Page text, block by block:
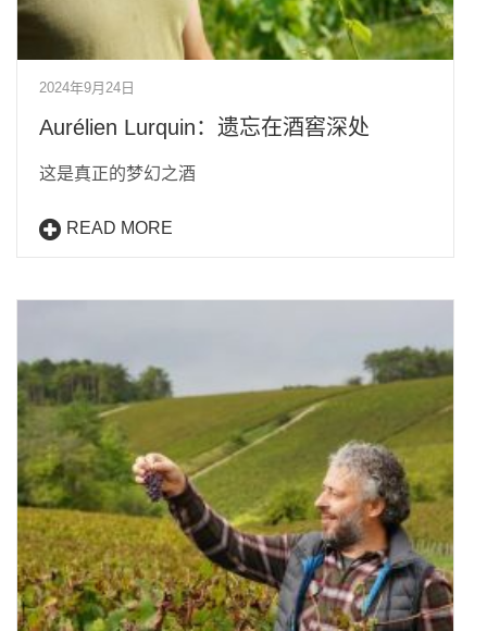
2024年9月24日
Aurélien Lurquin：遗忘在酒窖深处
这是真正的梦幻之酒
READ MORE